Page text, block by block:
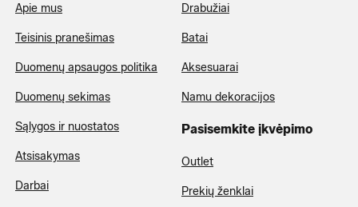
Apie mus
Teisinis pranešimas
Duomenų apsaugos politika
Duomenų sekimas
Sąlygos ir nuostatos
Atsisakymas
Darbai
Drabužiai
Batai
Aksesuarai
Namu dekoracijos
Pasisemkite įkvėpimo
Outlet
Prekių ženklai